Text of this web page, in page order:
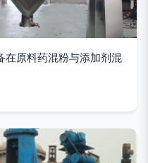
在原料药混粉与添加剂混